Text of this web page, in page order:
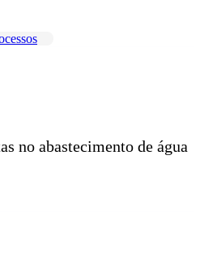
no abastecimento de água